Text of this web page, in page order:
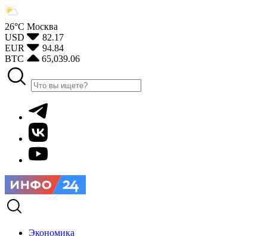
26°С Москва
USD
82.17
EUR
94.84
BTC
65,039.06
Экономика